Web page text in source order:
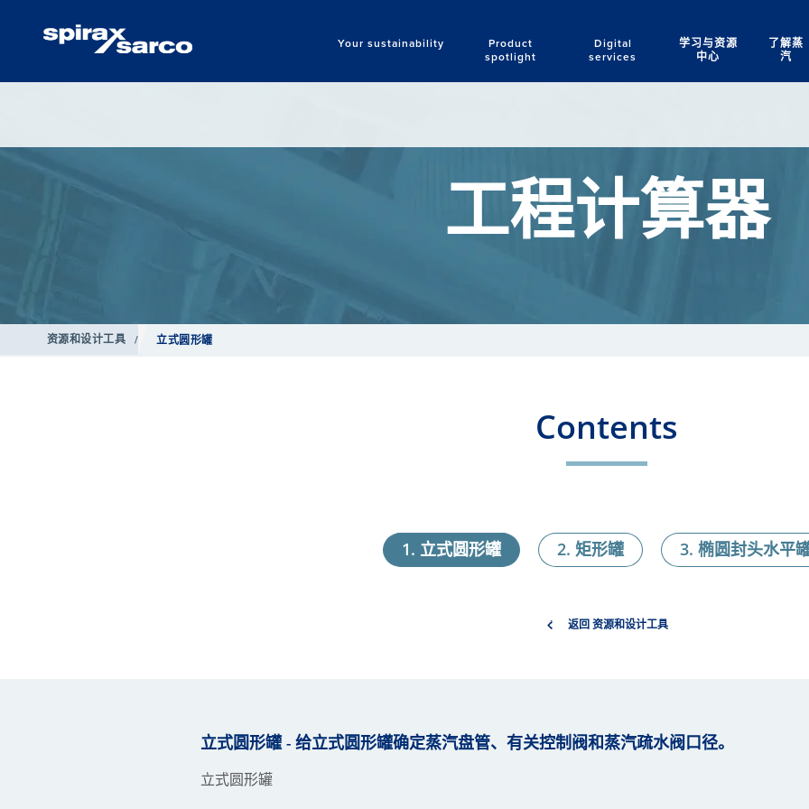
Your sustainability
Product
spotlight
Digital
services
学习与资源
中心
了解蒸
汽
Search
工程计算器
资源和设计工具 / 立式圆形罐
Contents
立式圆形罐 矩形罐 椭圆封头水平
返回 资源和设计工具
立式圆形罐 - 给立式圆形罐确定蒸汽盘管、有关控制阀和蒸汽疏水阀口径。
立式圆形罐